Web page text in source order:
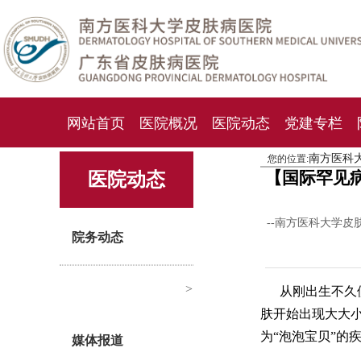
网站首页 医院概况 医院动态 党建专栏
化妆品检测中心 就诊指南 人才
医院动态
院务动态
>
媒体报道
您的位置:南方医科
【国际罕
--南方医科大学皮
从刚出生不
肤开始出现大大
为“泡泡宝贝”的